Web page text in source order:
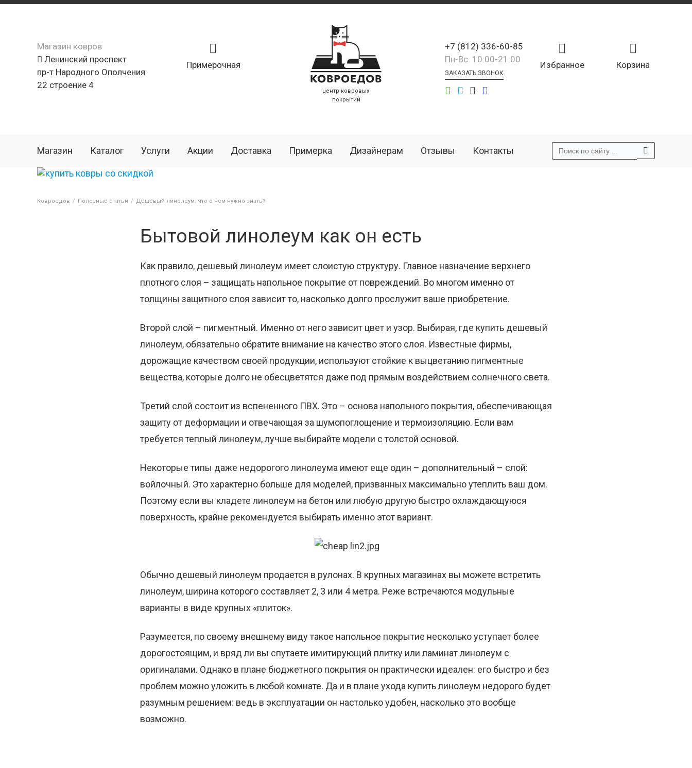
Магазин ковров
Ленинский проспект
пр-т Народного Ополчения
22 строение 4
Примерочная
центр ковровых
покрытий
Корзина
Избранное
+7 (812) 336-60-85
Пн-Вс 10:00-21:00
ЗАКАЗАТЬ ЗВОНОК
Магазин Каталог Услуги Акции Доставка Примерка Дизайнерам Отзывы Контакты
Ковроедов / Полезные статьи / Дешевый линолеум: что о нем нужно знать?
Бытовой линолеум как он есть
Как правило, дешевый линолеум имеет слоистую структуру. Главное назначение верхнего
плотного слоя – защищать напольное покрытие от повреждений. Во многом именно от
толщины защитного слоя зависит то, насколько долго прослужит ваше приобретение.
Второй слой – пигментный. Именно от него зависит цвет и узор. Выбирая, где купить дешевый
линолеум, обязательно обратите внимание на качество этого слоя. Известные фирмы,
дорожащие качеством своей продукции, используют стойкие к выцветанию пигментные
вещества, которые долго не обесцветятся даже под прямым воздействием солнечного света.
Третий слой состоит из вспененного ПВХ. Это – основа напольного покрытия, обеспечивающая
защиту от деформации и отвечающая за шумопоглощение и термоизоляцию. Если вам
требуется теплый линолеум, лучше выбирайте модели с толстой основой.
Некоторые типы даже недорогого линолеума имеют еще один – дополнительный – слой:
войлочный. Это характерно больше для моделей, призванных максимально утеплить ваш дом.
Поэтому если вы кладете линолеум на бетон или любую другую быстро охлаждающуюся
поверхность, крайне рекомендуется выбирать именно этот вариант.
Обычно дешевый линолеум продается в рулонах. В крупных магазинах вы можете встретить
линолеум, ширина которого составляет 2, 3 или 4 метра. Реже встречаются модульные
варианты в виде крупных «плиток».
Разумеется, по своему внешнему виду такое напольное покрытие несколько уступает более
дорогостоящим, и вряд ли вы спутаете имитирующий плитку или ламинат линолеум с
оригиналами. Однако в плане бюджетного покрытия он практически идеален: его быстро и без
проблем можно уложить в любой комнате. Да и в плане ухода купить линолеум недорого будет
разумным решением: ведь в эксплуатации он настолько удобен, насколько это вообще
возможно.